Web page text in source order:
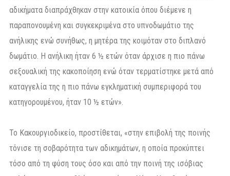
αδικήματα διαπράχθηκαν στην κατοικία όπου διέμενε η
παραπονουμένη και συγκεκριμένα στο υπνοδωμάτιο της
ανήλικης ενώ συνήθως, η μητέρα της κοιμόταν στο διπλανό
δωμάτιο. Η ανήλικη ήταν 6 ½ ετών όταν άρχισε η πιο πάνω
σεξουαλική της κακοποίηση ενώ όταν τερματίστηκε μετά από
καταγγελία της η πιο πάνω εγκληματική συμπεριφορά του
κατηγορουμένου, ήταν 10 ½ ετών».
Το Κακουργιοδικείο, προστίθεται, «στην επιβολή της ποινής
τόνισε τη σοβαρότητα των αδικημάτων, η οποία προκύπτει
τόσο από τη φύση τους όσο και από την ποινή της ισόβιας